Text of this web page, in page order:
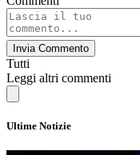
Invia Commento
Tutti
Leggi altri commenti
Ultime Notizie